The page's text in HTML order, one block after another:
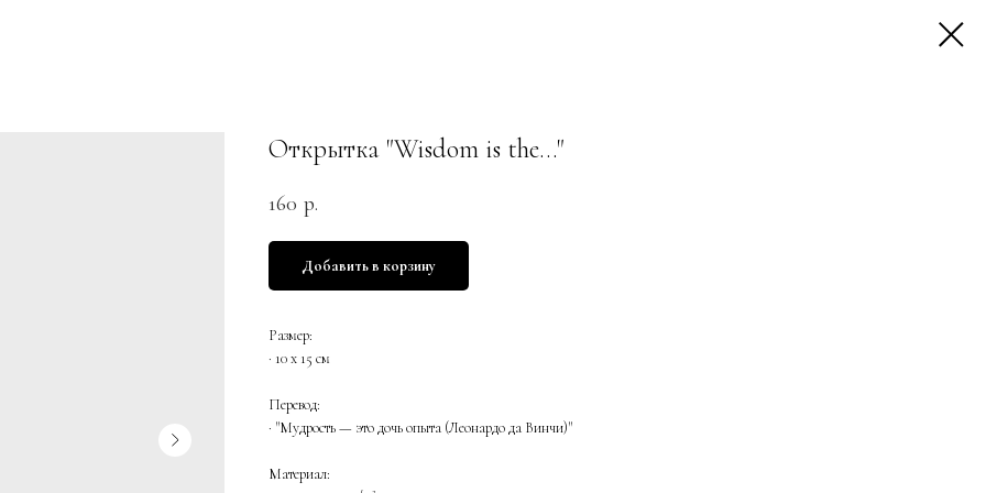
Открытка "Wisdom is the..."
160 р.
Добавить в корзину
Размер:
· 10 х 15 см
Перевод:
​· "Мудрость — это дочь опыта (Леонардо да Винчи)"
Материал: